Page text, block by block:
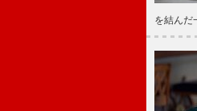
を結んだ